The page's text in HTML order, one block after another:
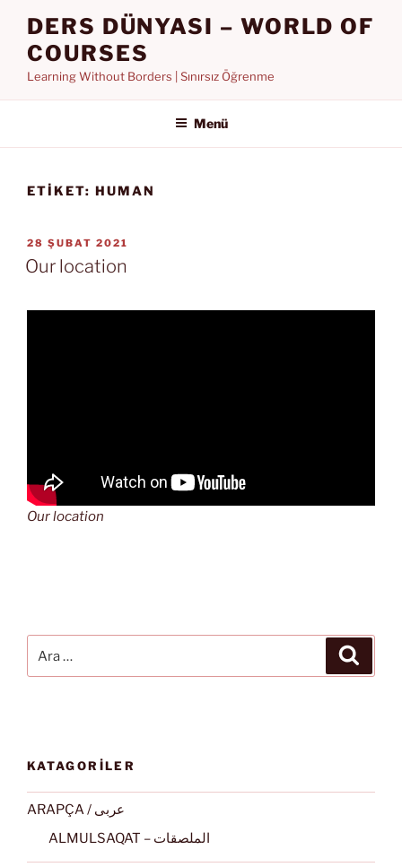
DERS DÜNYASI – WORLD OF
COURSES
Learning Without Borders | Sınırsız Öğrenme
Menü
ETIKET: HUMAN
YAYIM
TARIHI
28 ŞUBAT 2021
Our location
Our location
KATAGORİLER
ARAPÇA / عربى
ALMULSAQAT – الملصقات